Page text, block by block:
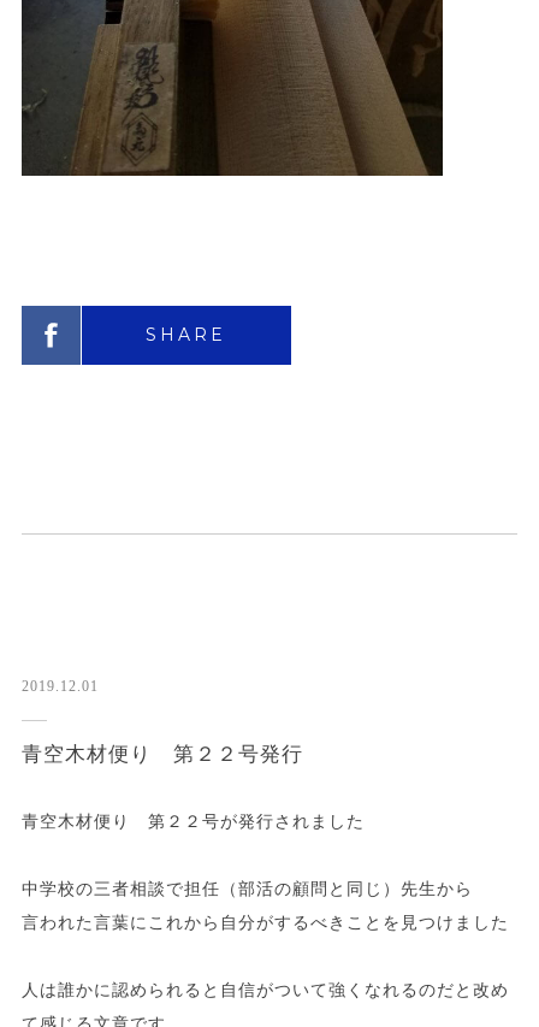
SHARE
2019.12.01
青空木材便り 第２２号発行
青空木材便り 第２２号が発行されました
中学校の三者相談で担任（部活の顧問と同じ）先生から
言われた言葉にこれから自分がするべきことを見つけました
人は誰かに認められると自信がついて強くなれるのだと改め